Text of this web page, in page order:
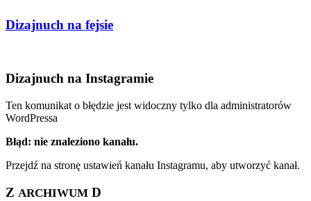
Dizajnuch na fejsie
Dizajnuch na Instagramie
Ten komunikat o błędzie jest widoczny tylko dla administratorów
WordPressa
Błąd: nie znaleziono kanału.
Przejdź na stronę ustawień kanału Instagramu, aby utworzyć kanał.
Z ARCHIWUM D